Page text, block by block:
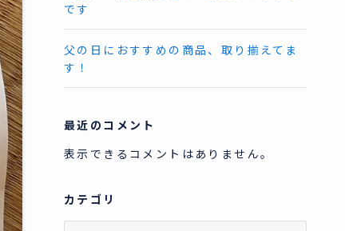
です
父の日におすすめの商品、取り揃えてま
す！
最近のコメント
表示できるコメントはありません。
カテゴリ